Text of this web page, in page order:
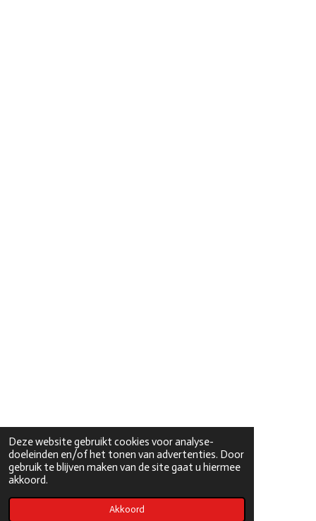
Deze website gebruikt cookies voor analyse-
doeleinden en/of het tonen van advertenties. Door
gebruik te blijven maken van de site gaat u hiermee
akkoord.
Akkoord